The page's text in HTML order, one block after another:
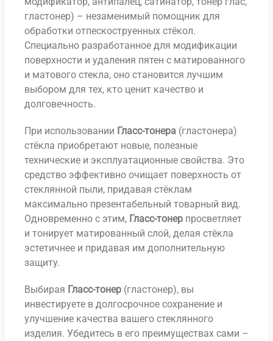
гластонер) – незаменимый помощник для
обработки отпескоструенных стёкол.
Специально разработанное для модификации
поверхности и удаления пятен с матированного
и матового стекла, оно становится лучшим
выбором для тех, кто ценит качество и
долговечность.
При использовании Гласс-тонера (гластонера)
стёкла приобретают новые, полезные
технические и эксплуатационные свойства. Это
средство эффективно очищает поверхность от
стеклянной пыли, придавая стёклам
максимально презентабельный товарный вид.
Одновременно с этим, Гласс-тонер просветляет
и тонирует матированный слой, делая стёкла
эстетичнее и придавая им дополнительную
защиту.
Выбирая Гласс-тонер (гластонер), вы
инвестируете в долгосрочное сохранение и
улучшение качества вашего стеклянного
изделия. Убедитесь в его преимуществах сами –